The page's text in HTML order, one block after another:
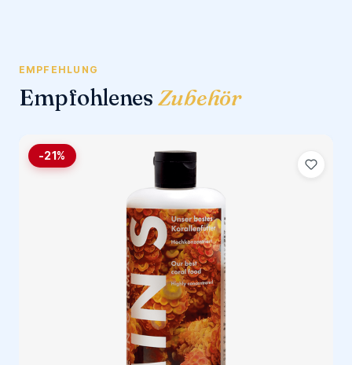
EMPFEHLUNG
Empfohlenes Zubehör
-21%